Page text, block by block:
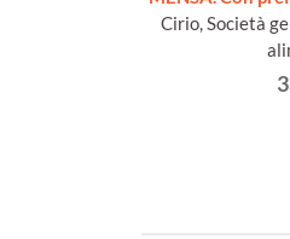
Cirio, Società